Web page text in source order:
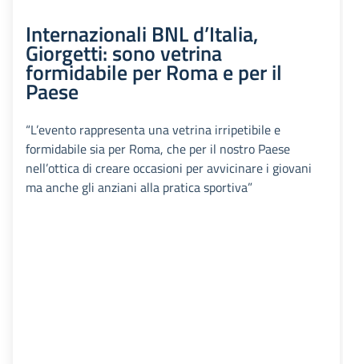
Internazionali BNL d’Italia,
Giorgetti: sono vetrina
formidabile per Roma e per il
Paese
“L’evento rappresenta una vetrina irripetibile e
formidabile sia per Roma, che per il nostro Paese
nell’ottica di creare occasioni per avvicinare i giovani
ma anche gli anziani alla pratica sportiva”